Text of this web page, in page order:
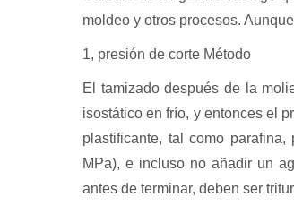
moldeo y otros procesos.
1, presión de corte Método
El tamizado después de la
isostático en frío, y entonces el
plastificante, tal como
MPa), e incluso no añadir un
antes de terminar, deben ser